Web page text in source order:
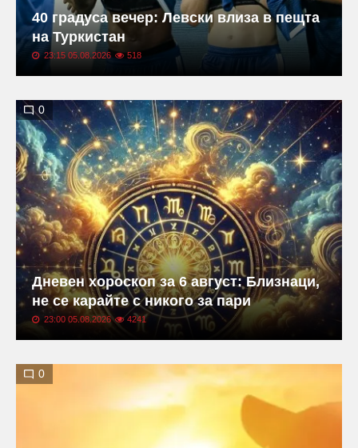
40 градуса вечер: Левски влиза в пещта
на Туркистан
23:15 05.08.2026 518
0
Дневен хороскоп за 6 август: Близнаци,
не се карайте с никого за пари
23:00 05.08.2026 4241
0